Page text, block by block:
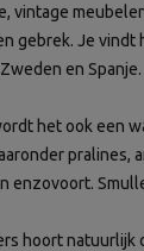
vintage
gebrek. Je vindt
en Spanje.
het ook een
pralines,
enzovoort.
hoort natuurlijk